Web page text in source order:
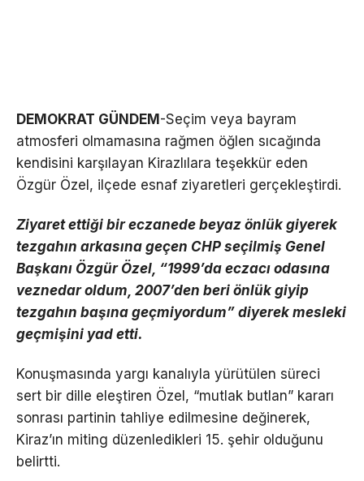
DEMOKRAT GÜNDEM-Seçim veya bayram
atmosferi olmamasına rağmen öğlen sıcağında
kendisini karşılayan Kirazlılara teşekkür eden
Özgür Özel, ilçede esnaf ziyaretleri gerçekleştirdi.
Ziyaret ettiği bir eczanede beyaz önlük giyerek
tezgahın arkasına geçen CHP seçilmiş Genel
Başkanı Özgür Özel, “1999’da eczacı odasına
veznedar oldum, 2007’den beri önlük giyip
tezgahın başına geçmiyordum” diyerek mesleki
geçmişini yad etti.
Konuşmasında yargı kanalıyla yürütülen süreci
sert bir dille eleştiren Özel, “mutlak butlan” kararı
sonrası partinin tahliye edilmesine değinerek,
Kiraz’ın miting düzenledikleri 15. şehir olduğunu
belirtti.